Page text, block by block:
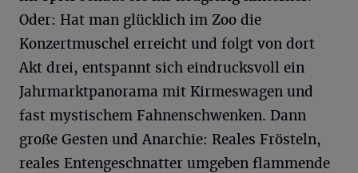
Oder: Hat man glücklich im Zoo die
Konzertmuschel erreicht und folgt von dort
Akt drei, entspannt sich eindrucksvoll ein
Jahrmarktpanorama mit Kirmeswagen und
fast mystischem Fahnenschwenken. Dann
große Gesten und Anarchie: Reales Frösteln,
reales Entengeschnatter umgeben flammende